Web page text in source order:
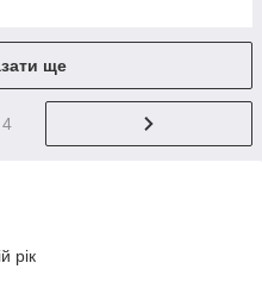
ще
рік